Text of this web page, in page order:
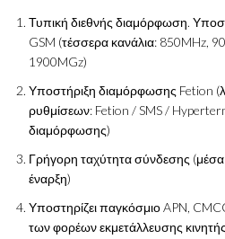
Τυπική διεθνής διαμόρφωση.
GSM (τέσσερα κανάλια: 850MHz,
1900MGz)
Υποστήριξη διαμόρφωσης Fetion
ρυθμίσεων: Fetion / SMS /
διαμόρφωσης)
Γρήγορη ταχύτητα σύνδεσης
έναρξη)
Υποστηρίζει παγκόσμιο APN,
των φορέων εκμετάλλευσης